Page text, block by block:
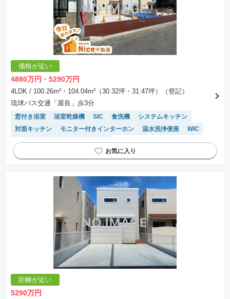
価格が近い
4880万円・5290万円
4LDK / 100.26m²・104.04m²（30.32坪・31.47坪）（登記）
琉球バス交通「屋良」歩3分
窓付き浴室 浴室乾燥機 SIC 食洗機
システムキッチン
対面キッチン
モニター付きインターホン 温水洗浄便座
WIC
フラット35適合
トイレ2個以上
距離が近い
5290万円